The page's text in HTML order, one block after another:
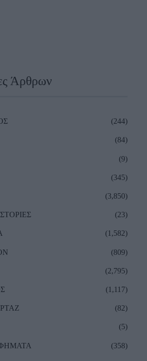
Άρθρων
(244)
(84)
(9)
(345)
(3,850)
(23)
(1,582)
(809)
(2,795)
(1,117)
(82)
(5)
(358)